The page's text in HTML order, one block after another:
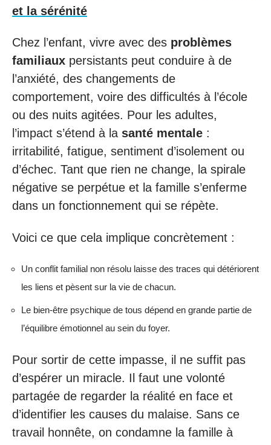
et la sérénité
Chez l’enfant, vivre avec des problèmes
familiaux persistants peut conduire à de
l’anxiété, des changements de
comportement, voire des difficultés à l’école
ou des nuits agitées. Pour les adultes,
l’impact s’étend à la santé mentale :
irritabilité, fatigue, sentiment d’isolement ou
d’échec. Tant que rien ne change, la spirale
négative se perpétue et la famille s’enferme
dans un fonctionnement qui se répète.
Voici ce que cela implique concrètement :
Un conflit familial non résolu laisse des traces qui détériorent
les liens et pèsent sur la vie de chacun.
Le bien-être psychique de tous dépend en grande partie de
l’équilibre émotionnel au sein du foyer.
Pour sortir de cette impasse, il ne suffit pas
d’espérer un miracle. Il faut une volonté
partagée de regarder la réalité en face et
d’identifier les causes du malaise. Sans ce
travail honnête, on condamne la famille à